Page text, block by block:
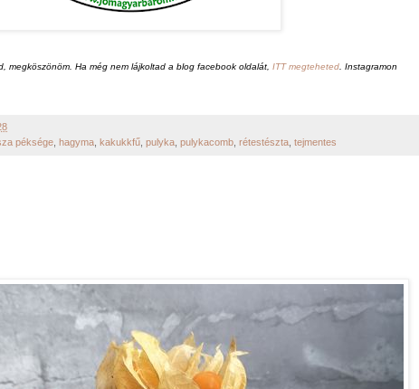
megköszönöm. Ha még nem lájkoltad a blog facebook oldalát, ITT megteheted . Instagramon
péksége hagyma kakukkfű pulyka pulykacomb rétestészta tejmentes